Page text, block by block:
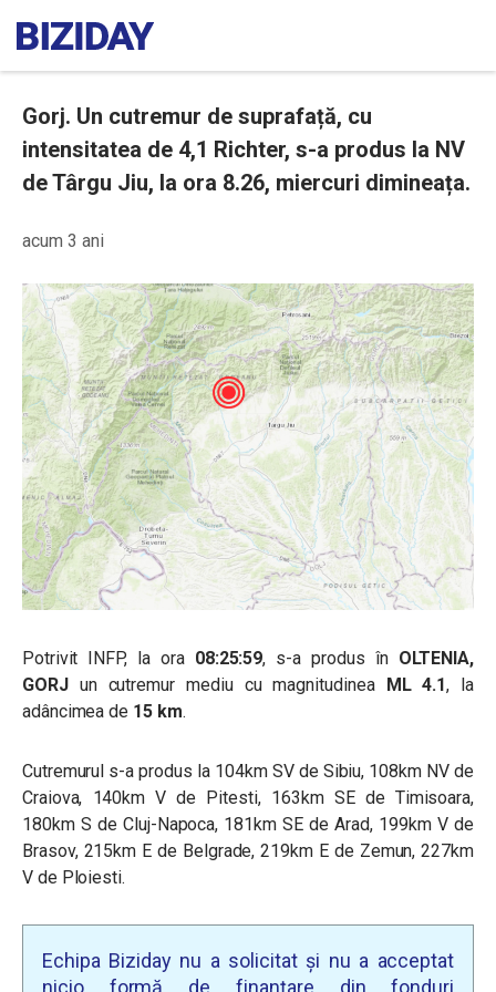
Gorj. Un cutremur de suprafață, cu
intensitatea de 4,1 Richter, s-a produs la NV
de Târgu Jiu, la ora 8.26, miercuri dimineața.
acum 3 ani
Potrivit INFP, la ora08:25:59, s-a produs în OLTENIA,
GORJ un cutremur mediu cu magnitudinea ML 4.1, la
adâncimea de 15 km.
Cutremurul s-a produs la 104km SV de Sibiu, 108km NV de
Craiova, 140km V de Pitesti, 163km SE de Timisoara,
180km S de Cluj-Napoca, 181km SE de Arad, 199km V de
Brasov, 215km E de Belgrade, 219km E de Zemun, 227km
V de Ploiesti.
Echipa Biziday nu a solicitat și nu a acceptat